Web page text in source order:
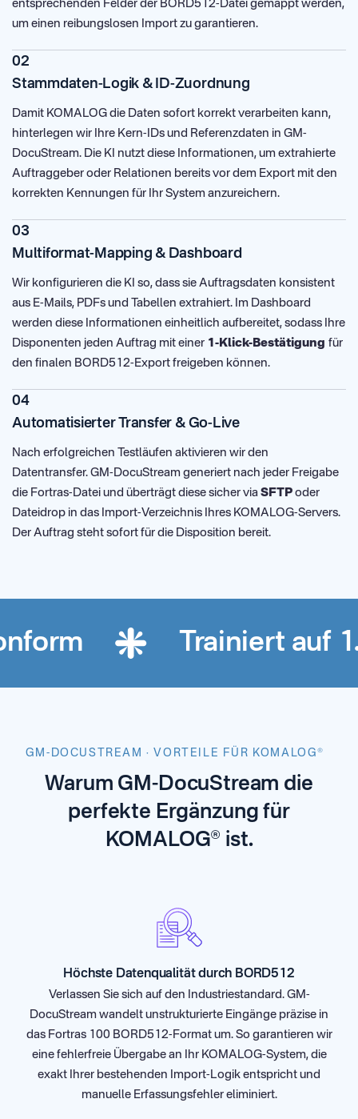
entsprechenden Felder der BORD512-Datei gemappt werden,
um einen reibungslosen Import zu garantieren.
02
Stammdaten-Logik & ID-Zuordnung
Damit KOMALOG die Daten sofort korrekt verarbeiten kann,
hinterlegen wir Ihre Kern-IDs und Referenzdaten in GM-
DocuStream. Die KI nutzt diese Informationen, um extrahierte
Auftraggeber oder Relationen bereits vor dem Export mit den
korrekten Kennungen für Ihr System anzureichern.
03
Multiformat-Mapping & Dashboard
Wir konfigurieren die KI so, dass sie Auftragsdaten konsistent
aus E-Mails, PDFs und Tabellen extrahiert. Im Dashboard
werden diese Informationen einheitlich aufbereitet, sodass Ihre
Disponenten jeden Auftrag mit einer 1-Klick-Bestätigung für
den finalen BORD512-Export freigeben können.
04
Automatisierter Transfer & Go-Live
Nach erfolgreichen Testläufen aktivieren wir den
Datentransfer. GM-DocuStream generiert nach jeder Freigabe
die Fortras-Datei und überträgt diese sicher via SFTP oder
Dateidrop in das Import-Verzeichnis Ihres KOMALOG-Servers.
Der Auftrag steht sofort für die Disposition bereit.
Trainiert auf
GM-DOCUSTREAM · VORTEILE FÜR KOMALOG®
Warum GM-DocuStream die
perfekte Ergänzung für
KOMALOG® ist.
Höchste Datenqualität durch BORD512
Verlassen Sie sich auf den Industriestandard. GM-
DocuStream wandelt unstrukturierte Eingänge präzise in
das Fortras 100 BORD512-Format um. So garantieren wir
eine fehlerfreie Übergabe an Ihr KOMALOG-System, die
exakt Ihrer bestehenden Import-Logik entspricht und
manuelle Erfassungsfehler eliminiert.